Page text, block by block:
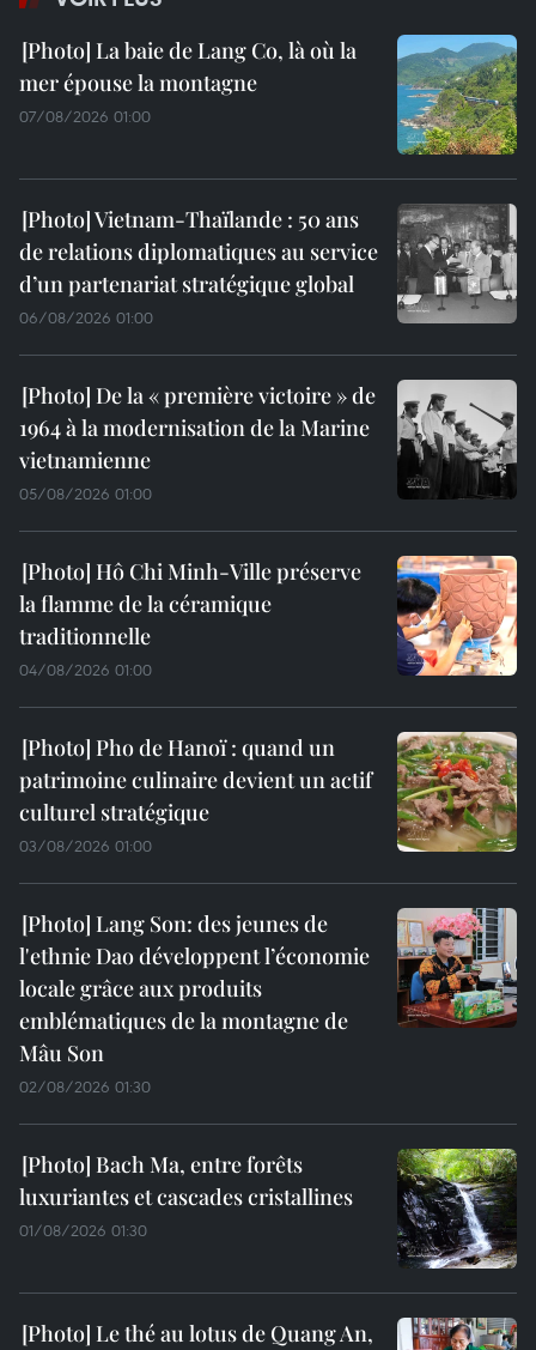
La baie de Lang Co, là où la
mer épouse la montagne
07/08/2026 01:00
Vietnam-Thaïlande : 50 ans
de relations diplomatiques au service
d’un partenariat stratégique global
06/08/2026 01:00
De la « première victoire » de
1964 à la modernisation de la Marine
vietnamienne
05/08/2026 01:00
Hô Chi Minh-Ville préserve
la flamme de la céramique
traditionnelle
04/08/2026 01:00
Pho de Hanoï : quand un
patrimoine culinaire devient un actif
culturel stratégique
03/08/2026 01:00
Lang Son: des jeunes de
l'ethnie Dao développent l’économie
locale grâce aux produits
emblématiques de la montagne de
Mâu Son
02/08/2026 01:30
Bach Ma, entre forêts
luxuriantes et cascades cristallines
01/08/2026 01:30
Le thé au lotus de Quang An,